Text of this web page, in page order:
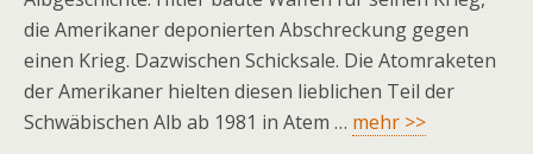
die Amerikaner deponierten Abschreckung gegen
einen Krieg. Dazwischen Schicksale. Die Atomraketen
der Amerikaner hielten diesen lieblichen Teil der
Schwäbischen Alb ab 1981 in Atem … mehr >>